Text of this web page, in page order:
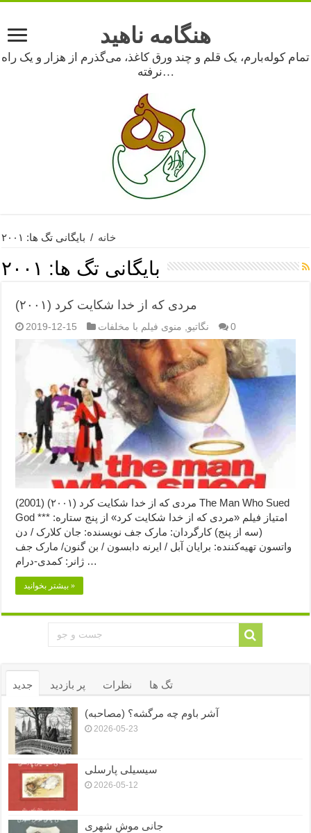
هنگامه ناهید
تمام کوله‌بارم، یک قلم و چند ورق کاغذ، می‌گذرم از هزار و یک راه
نرفته…
خانه / بایگانی تگ ها: ۲۰۰۱
بایگانی تگ ها: ۲۰۰۱
مردی که از خدا شکایت کرد (۲۰۰۱)
2019-12-15 نگاتیو منوی فیلم با مخلفات 0
مردی که از خدا شکایت کرد (۲۰۰۱) (2001) The Man Who Sued
God امتیاز فیلم «مردی که از خدا شکایت کرد» از پنج ستاره: ***
(سه از پنج) کارگردان: مارک جف نویسنده: جان کلارک / دن
واتسون تهیه‌کننده: برایان آبل / ایرنه دابسون / بن گنون/ مارک جف
ژانر: کمدی-درام …
بیشتر بخوانید »
جدید پر بازدید نظرات تگ ها
آشر باوم چه مرگشه؟ (مصاحبه)
2026-05-23
سیسیلی پارسلی
2026-05-12
جانی موشِ شهری